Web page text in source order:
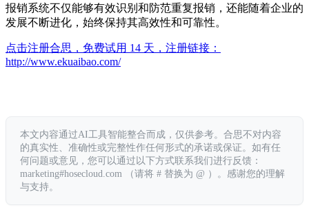
报销系统不仅能够有效识别和防范重复报销，还能随着企业的
发展不断进化，始终保持其高效性和可靠性。
点击注册合思，免费试用 14 天，注册链接：
http://www.ekuaibao.com/
本文内容通过AI工具智能整合而成，仅供参考。合思不对内容
的真实性、准确性或完整性作任何形式的承诺或保证。如有任
何问题或意见，您可以通过以下方式联系我们进行反馈：
marketing#hosecloud.com （请将 # 替换为 @ ）。感谢您的理解
与支持。